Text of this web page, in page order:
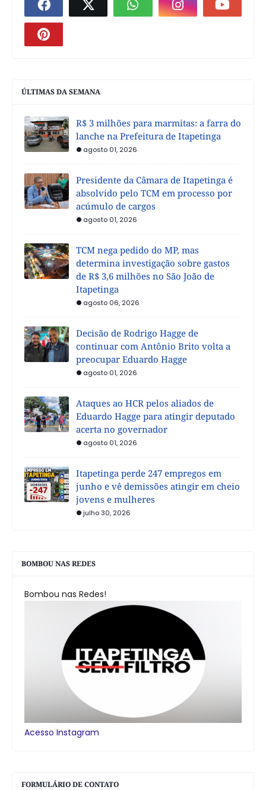
ÚLTIMAS DA SEMANA
R$ 3 milhões para marmitas: a farra do
lanche na Prefeitura de Itapetinga
agosto 01, 2026
Presidente da Câmara de Itapetinga é
absolvido pelo TCM em processo por
acúmulo de cargos
agosto 01, 2026
TCM nega pedido do MP, mas
determina investigação sobre gastos
de R$ 3,6 milhões no São João de
Itapetinga
agosto 06, 2026
Decisão de Rodrigo Hagge de
continuar com Antônio Brito volta a
preocupar Eduardo Hagge
agosto 01, 2026
Ataques ao HCR pelos aliados de
Eduardo Hagge para atingir deputado
acerta no governador
agosto 01, 2026
Itapetinga perde 247 empregos em
junho e vê demissões atingir em cheio
jovens e mulheres
julho 30, 2026
BOMBOU NAS REDES
Bombou nas Redes!
Acesso Instagram
FORMULÁRIO DE CONTATO